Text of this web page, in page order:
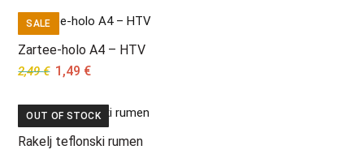
was:
2,79 €.
is:
SALE
Zartee-holo A4 – HTV
2,49€ Original
was:
2,49 €.
1,49 €Current
is:
1,49 €.
OUT OF STOCK
Rakelj teflonski rumen